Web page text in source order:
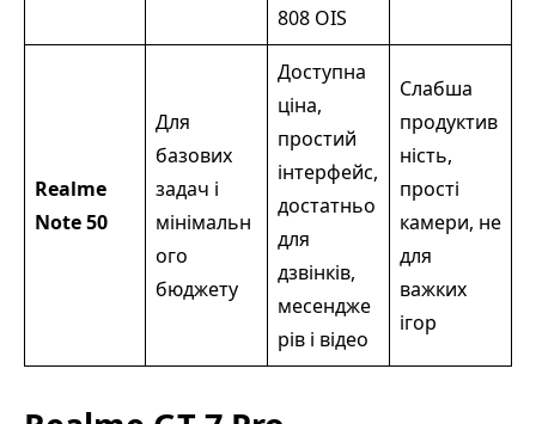
808 OIS
Realme
Note 50
Для
базових
задач і
мінімальн
ого
бюджету
Доступна
ціна,
простий
інтерфейс,
достатньо
для
дзвінків,
месендже
рів і відео
Слабша
продуктив
ність,
прості
камери, не
для
важких
ігор